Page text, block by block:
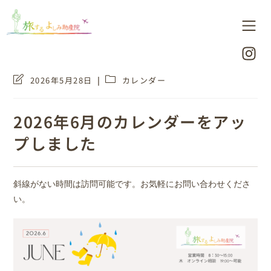
2026年5月28日 カレンダー
2026年6月のカレンダーをアッ
プしました
斜線がない時間は訪問可能です。お気軽にお問い合わせくださ
い。